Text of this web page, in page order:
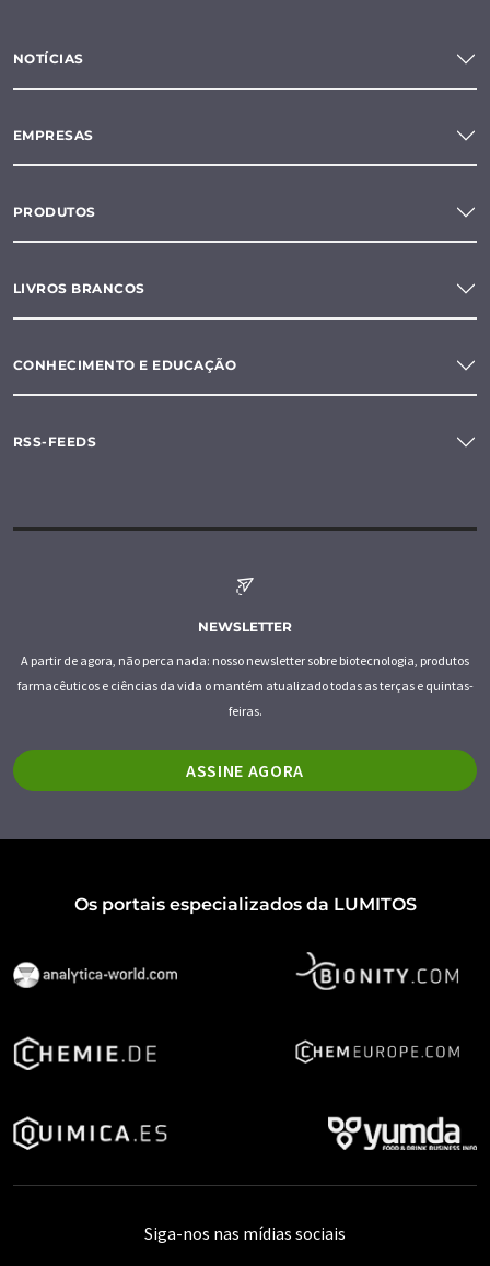
NOTÍCIAS
EMPRESAS
PRODUTOS
LIVROS BRANCOS
CONHECIMENTO E EDUCAÇÃO
RSS-FEEDS
NEWSLETTER
A partir de agora, não perca nada: nosso newsletter sobre biotecnologia, produtos
farmacêuticos e ciências da vida o mantém atualizado todas as terças e quintas-
feiras.
ASSINE AGORA
Os portais especializados da LUMITOS
Siga-nos nas mídias sociais